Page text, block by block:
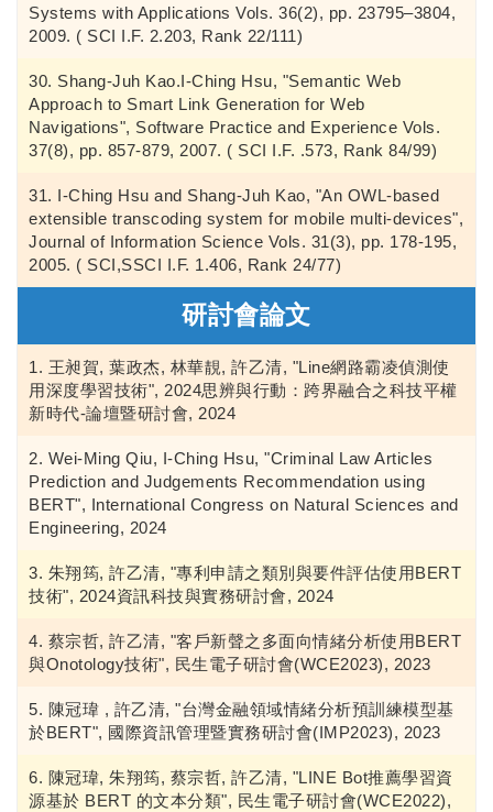
Systems with Applications Vols. 36(2), pp. 23795–3804,
2009. ( SCI I.F. 2.203, Rank 22/111)
Shang-Juh Kao.I-Ching Hsu, "Semantic Web
Approach to Smart Link Generation for Web
Navigations", Software Practice and Experience Vols.
37(8), pp. 857-879, 2007. ( SCI I.F. .573, Rank 84/99)
I-Ching Hsu and Shang-Juh Kao, "An OWL-based
extensible transcoding system for mobile multi-devices",
Journal of Information Science Vols. 31(3), pp. 178-195,
2005. ( SCI,SSCI I.F. 1.406, Rank 24/77)
研討會論文
王昶賀, 葉政杰, 林華靚, 許乙清, "Line網路霸凌偵測使
用深度學習技術", 2024思辨與行動：跨界融合之科技平權
新時代-論壇暨研討會, 2024
Wei-Ming Qiu, I-Ching Hsu, "Criminal Law Articles
Prediction and Judgements Recommendation using
BERT", International Congress on Natural Sciences and
Engineering, 2024
朱翔筠, 許乙清, "專利申請之類別與要件評估使用BERT
技術", 2024資訊科技與實務研討會, 2024
蔡宗哲, 許乙清, "客戶新聲之多面向情緒分析使用BERT
與Onotology技術", 民生電子研討會(WCE2023), 2023
陳冠瑋 , 許乙清, "台灣金融領域情緒分析預訓練模型基
於BERT", 國際資訊管理暨實務研討會(IMP2023), 2023
陳冠瑋, 朱翔筠, 蔡宗哲, 許乙清, "LINE Bot推薦學習資
源基於 BERT 的文本分類", 民生電子研討會(WCE2022),